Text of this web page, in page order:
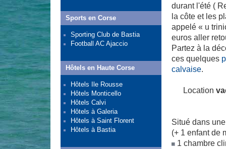
durant l'été (
la côte et les
appelé « u
euros aller
Partez à la
ces quelques
calvaise.
Location
Situé dans
(+ 1 enfant de
1 chambre
Sports en Corse
Sporting Club de Bastia
Football AC Ajaccio
Hôtels en Haute Corse
Hôtels Ile Rousse
Hôtels Monticello
Hôtels Calvi
Hôtels à Galeria
Hôtels à Saint Florent
Hôtels à Bastia